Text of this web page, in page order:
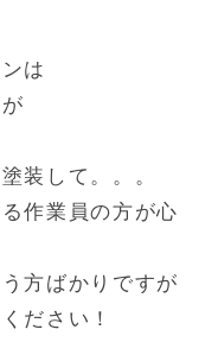
は
装して。。。
作業員の方が心
方ばかりですが
ださい！